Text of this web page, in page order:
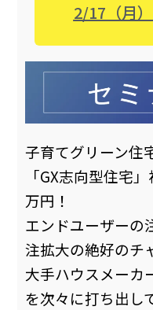
2/17（月
子育てグリーン住
「GX志向型住宅
万円！
エンドユーザーの
注拡大の絶好のチ
大手ハウスメーカ
を次々に打ち出し